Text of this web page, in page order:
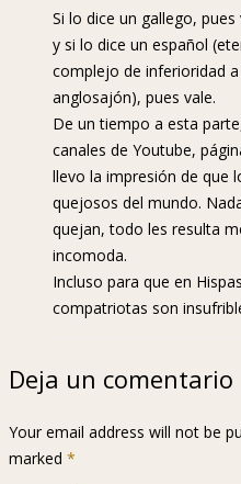
Si lo dice un gallego, pues
y si lo dice un español
complejo de inferioridad
anglosajón), pues vale.
De un tiempo a esta
canales de Youtube,
llevo la impresión de que
quejosos del mundo.
quejan, todo les resulta
incomoda.
Incluso para que en
compatriotas son
Deja un comentario
Your email address will not be
marked *